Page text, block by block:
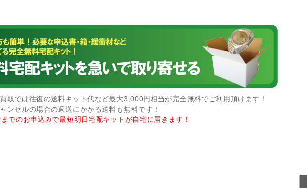
取では往復の送料キット代など最大3,000円相当が完全無料でご利用頂けます！
ンセルの場合の返送にかかる送料も無料です！
でのお申込みで最短明日宅配キットが自宅に届きます！